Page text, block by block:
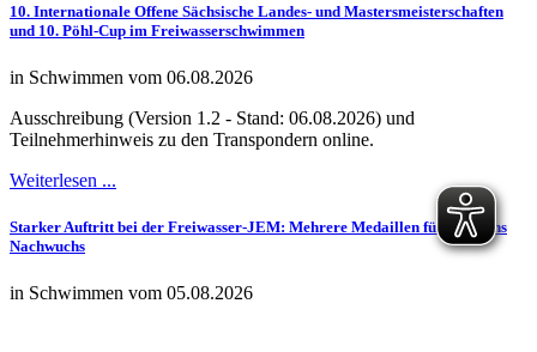
10. Internationale Offene Sächsische Landes- und Mastersmeisterschaften
und 10. Pöhl-Cup im Freiwasserschwimmen
in Schwimmen vom 06.08.2026
Ausschreibung (Version 1.2 - Stand: 06.08.2026) und
Teilnehmerhinweis zu den Transpondern online.
Weiterlesen ...
Starker Auftritt bei der Freiwasser-JEM: Mehrere Medaillen für Sachsens
Nachwuchs
in Schwimmen vom 05.08.2026